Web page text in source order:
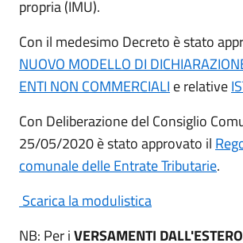
propria (IMU).
Con il medesimo Decreto è stato
NUOVO MODELLO DI
ENTI NON COMMERCIALI e relative
Con Deliberazione del Consiglio
25/05/2020 è stato approvato il
comunale delle Entrate Tributarie.
Scarica la modulistica
NB: Per iVERSAMENTI DALL'ESTERO